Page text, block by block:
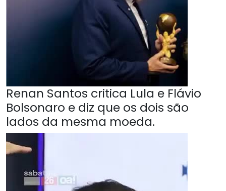
Renan Santos critica Lula e Flávio
Bolsonaro e diz que os dois são
lados da mesma moeda.